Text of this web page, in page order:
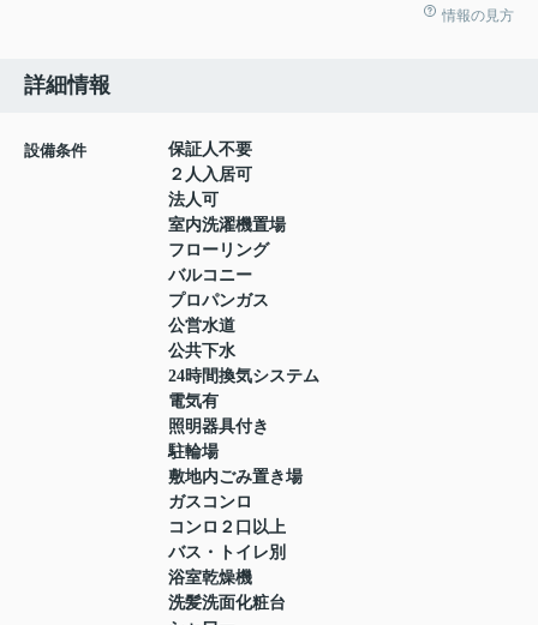
情報の見方
詳細情報
設備条件
保証人不要
２人入居可
法人可
室内洗濯機置場
フローリング
バルコニー
プロパンガス
公営水道
公共下水
24時間換気システム
電気有
照明器具付き
駐輪場
敷地内ごみ置き場
ガスコンロ
コンロ２口以上
バス・トイレ別
浴室乾燥機
洗髪洗面化粧台